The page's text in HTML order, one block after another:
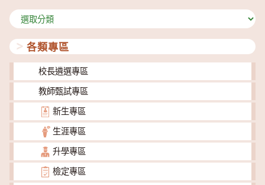
分
類
各類專區
校長遴選專區
教師甄試專區
新生專區
生涯專區
升學專區
檢定專區